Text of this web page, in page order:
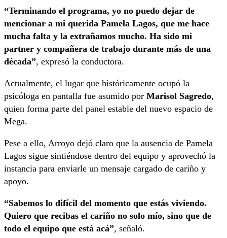
“Terminando el programa, yo no puedo dejar de
mencionar a mi querida Pamela Lagos, que me hace
mucha falta y la extrañamos mucho. Ha sido mi
partner y compañera de trabajo durante más de una
década”, expresó la conductora.
Actualmente, el lugar que históricamente ocupó la
psicóloga en pantalla fue asumido por Marisol Sagredo,
quien forma parte del panel estable del nuevo espacio de
Mega.
Pese a ello, Arroyo dejó claro que la ausencia de Pamela
Lagos sigue sintiéndose dentro del equipo y aprovechó la
instancia para enviarle un mensaje cargado de cariño y
apoyo.
“Sabemos lo difícil del momento que estás viviendo.
Quiero que recibas el cariño no solo mío, sino que de
todo el equipo que está acá”, señaló.